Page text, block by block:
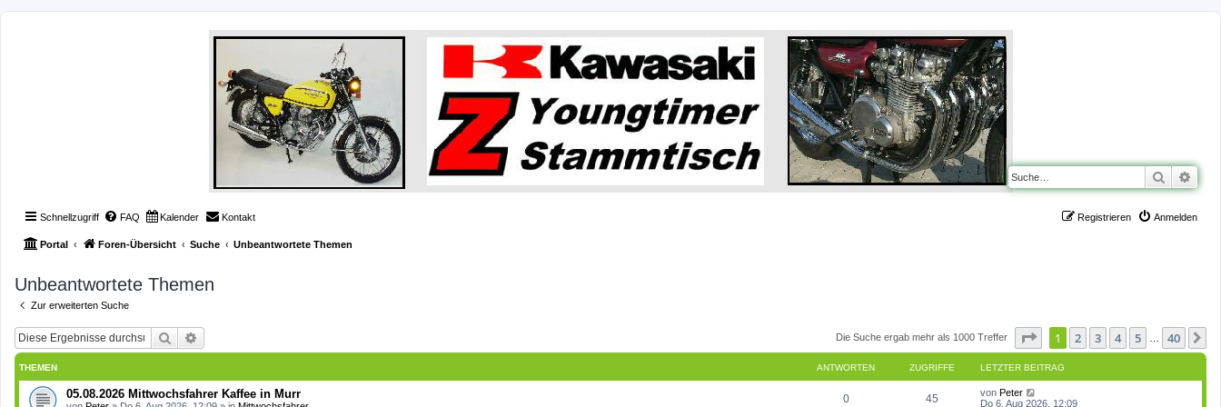
Suche
Schnellzugriff FAQ Kalender Kontakt Anmelden
Registrieren
Portal Foren-Übersicht Suche Unbeantwortete Themen
Unbeantwortete Themen
Zur erweiterten Suche
Suche Die Suche ergab mehr als 1000 Treffer Seite von40
1 2 3 4 5 40
THEMEN ANTWORTEN ZUGRIFFE LETZTER BEITRAG
05.08.2026 Mittwochsfahrer Kaffee in Murr 0A
45
L
e
von Peter
Do 6. Aug 2026, 12:09